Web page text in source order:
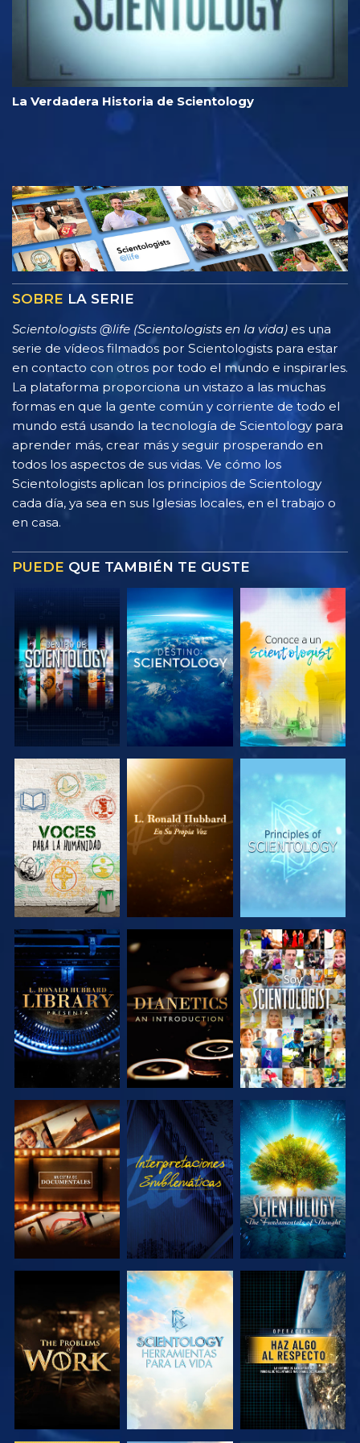
La Verdadera Historia de Scientology
SOBRE LA SERIE
Scientologists @life (Scientologists en la vida) es una
serie de vídeos filmados por Scientologists para estar
en contacto con otros por todo el mundo e inspirarles.
La plataforma proporciona un vistazo a las muchas
formas en que la gente común y corriente de todo el
mundo está usando la tecnología de Scientology para
aprender más, crear más y seguir prosperando en
todos los aspectos de sus vidas. Ve cómo los
Scientologists aplican los principios de Scientology
cada día, ya sea en sus Iglesias locales, en el trabajo o
en casa.
PUEDE QUE TAMBIÉN TE GUSTE
EXPLORA LAS
SERIES
EXPLORA LAS
SERIES
EXPLORA LAS
SERIES
EXPLORA LAS
SERIES
EXPLORA LAS
SERIES
VE
EXPLORA LAS
SERIES
VE
EXPLORA LAS
SERIES
EXPLORA LAS
SERIES
EXPLORA LAS
SERIES
VE